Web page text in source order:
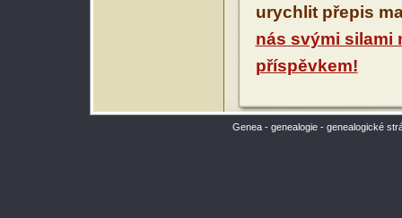
urychlit přepis
nás svými silami
příspěvkem!
Genea - genealogie - genealogické